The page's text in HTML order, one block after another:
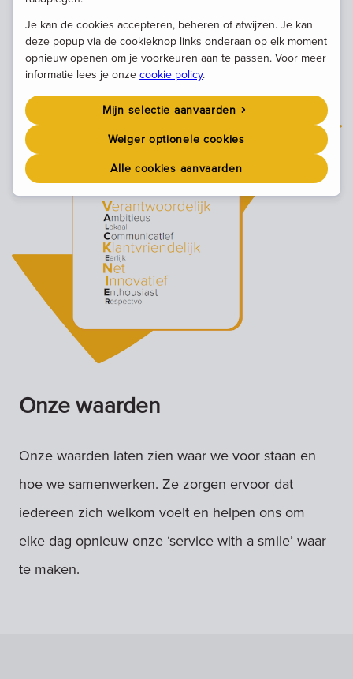
Onze waarden
Onze waarden laten zien waar we voor staan en
hoe we samenwerken. Ze zorgen ervoor dat
iedereen zich welkom voelt en helpen ons om
elke dag opnieuw onze ‘service with a smile’ waar
te maken.
Je kan de cookies accepteren, beheren of afwijzen. Je kan
deze popup via de cookieknop links onderaan op elk moment
opnieuw openen om je voorkeuren aan te passen. Voor meer
informatie lees je onzecookie policy.
Mijn selectie aanvaarden
Weiger optionele cookies
Alle cookies aanvaarden